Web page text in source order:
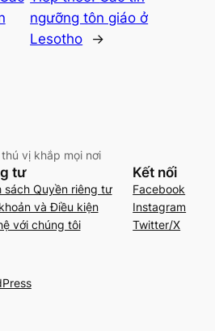
ngưỡng tôn giáo ở
Lesotho
→
vị khắp mọi nơi
tư
sách Quyền riêng tư
và Điều kiện
với chúng tôi
Kết nối
Facebook
Instagram
Twitter/X